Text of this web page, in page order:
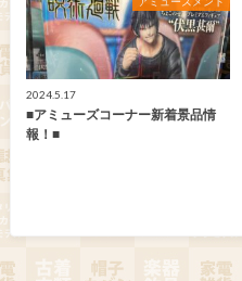
2024.5.17
■アミューズコーナー新着景品情
報！■